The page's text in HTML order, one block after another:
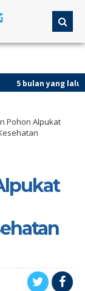
yang lalu/
Pohon Alpukat